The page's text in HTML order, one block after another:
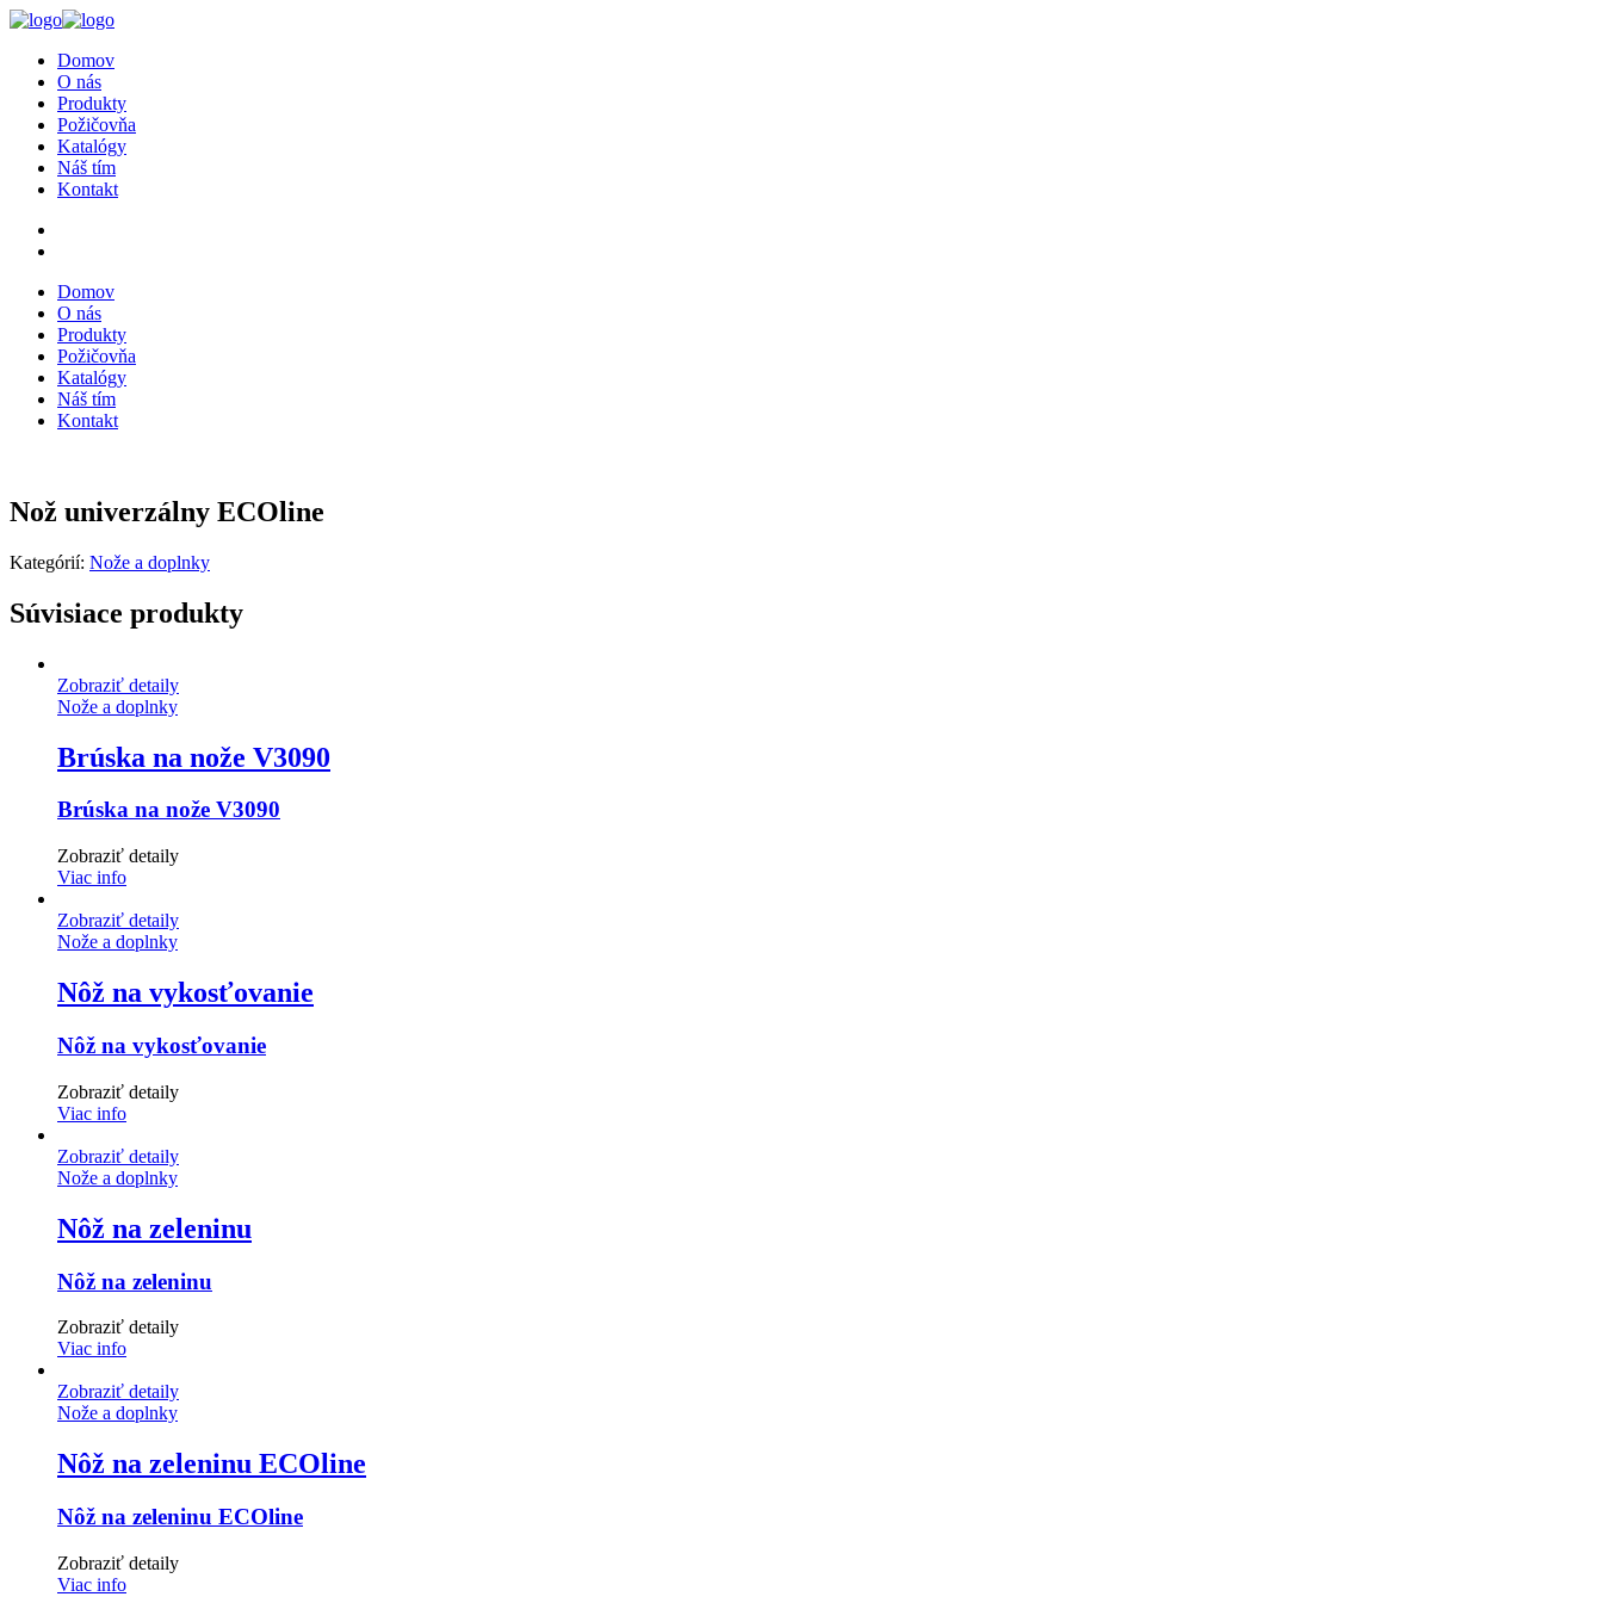
Domov
O nás
Produkty
Požičovňa
Katalógy
Náš tím
Kontakt
Domov
O nás
Produkty
Požičovňa
Katalógy
Náš tím
Kontakt
Nož univerzálny ECOline
Kategórií: Nože a doplnky
Súvisiace produkty
Zobraziť detaily
Nože a doplnky
Brúska na nože V3090
Brúska na nože V3090
Zobraziť detaily
Viac info
Zobraziť detaily
Nože a doplnky
Nôž na vykosťovanie
Nôž na vykosťovanie
Zobraziť detaily
Viac info
Zobraziť detaily
Nože a doplnky
Nôž na zeleninu
Nôž na zeleninu
Zobraziť detaily
Viac info
Zobraziť detaily
Nože a doplnky
Nôž na zeleninu ECOline
Nôž na zeleninu ECOline
Zobraziť detaily
Viac info